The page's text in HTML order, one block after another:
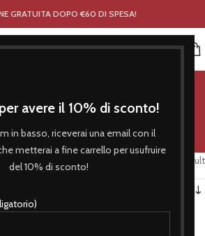
avere il 10% di sconto!
in basso, riceverai una email con il
metterai a fine carrello per usufruire
del 10% di sconto!
GRATUITA DOPO €60 DI SPESA!
lazio
Categories
Showing the single result